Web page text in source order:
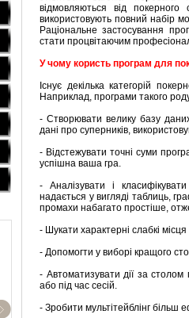
відмовляються від
використовують повний набір
Раціональне застосування
стати процвітаючим
У чому користь програм для
Існує декілька категорій
Наприклад, програми такого
- Створювати велику базу
дані про суперників,
- Відстежувати точні суми
успішна ваша гра.
- Аналізувати і
надається у вигляді таблиць,
промахи набагато простіше,
- Шукати характерні слабкі місця
- Допомогти у виборі кращого
- Автоматизувати дії за
або під час сесій.
- Зробити мультітейблінг більш